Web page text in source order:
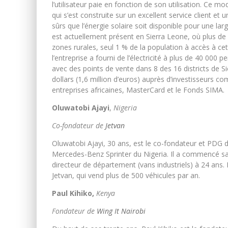
l’utilisateur paie en fonction de son utilisation. Ce
qui s’est construite sur un excellent service client et
sûrs que l’énergie solaire soit disponible pour une
est actuellement présent en Sierra Leone, où plus
zones rurales, seul 1 % de la population à accès à
l’entreprise a fourni de l’électricité à plus de 40 000
avec des points de vente dans 8 des 16 districts de
dollars (1,6 million d’euros) auprès d’investisseurs
entreprises africaines, MasterCard et le Fonds SIMA.
Oluwatobi Ajayi, Nigeria
Co-fondateur de Jetvan
Oluwatobi Ajayi, 30 ans, est le co-fondateur et PDG
Mercedes-Benz Sprinter du Nigeria. Il a commencé
directeur de département (vans industriels) à 24
Jetvan, qui vend plus de 500 véhicules par an.
Paul Kihiko, Kenya
Fondateur de Wing It Nairobi